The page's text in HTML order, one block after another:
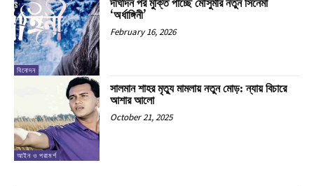
বিনোদন
দীর্ঘদিন পর মুক্তি পাচ্ছে মৌসুমীর নতুন সিনেমা
‘অর্ধাঙ্গিনী’
February 16, 2026
আইন ও পরামর্শ
সালমান শাহর মৃত্যু মামলায় নতুন মোড়: ন্যায় বিচারে
আশার আলো
October 21, 2025